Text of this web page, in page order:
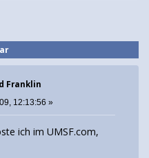
Franklin
12:13:56 »
ich im UMSF.com,